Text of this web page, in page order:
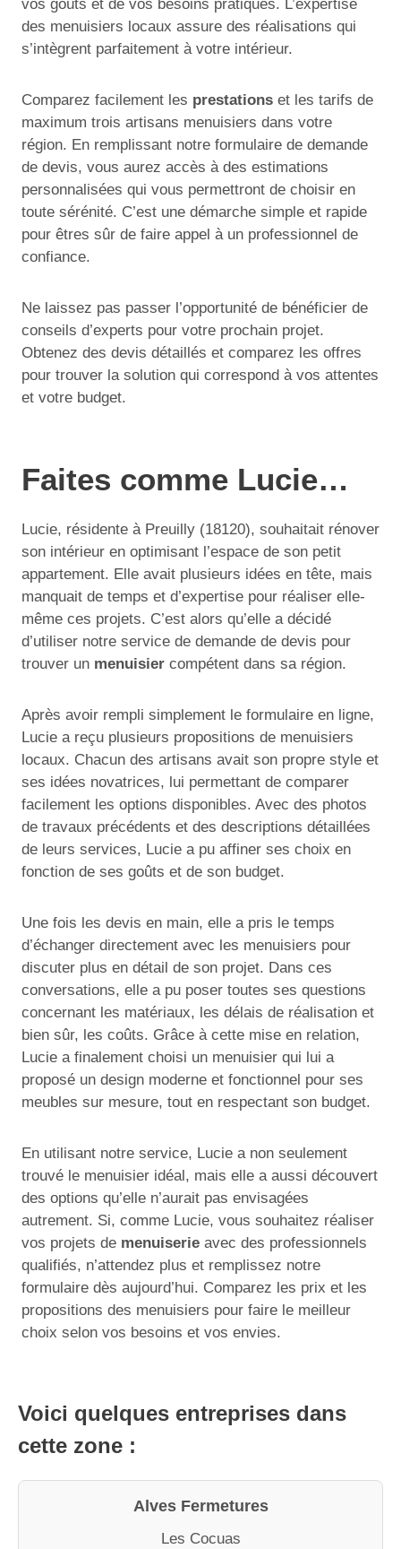
vos goûts et de vos besoins pratiques. L’expertise
des menuisiers locaux assure des réalisations qui
s’intègrent parfaitement à votre intérieur.
Comparez facilement les prestations et les tarifs de
maximum trois artisans menuisiers dans votre
région. En remplissant notre formulaire de demande
de devis, vous aurez accès à des estimations
personnalisées qui vous permettront de choisir en
toute sérénité. C’est une démarche simple et rapide
pour êtres sûr de faire appel à un professionnel de
confiance.
Ne laissez pas passer l’opportunité de bénéficier de
conseils d’experts pour votre prochain projet.
Obtenez des devis détaillés et comparez les offres
pour trouver la solution qui correspond à vos attentes
et votre budget.
Faites comme Lucie…
Lucie, résidente à Preuilly (18120), souhaitait rénover
son intérieur en optimisant l’espace de son petit
appartement. Elle avait plusieurs idées en tête, mais
manquait de temps et d’expertise pour réaliser elle-
même ces projets. C’est alors qu’elle a décidé
d’utiliser notre service de demande de devis pour
trouver un menuisier compétent dans sa région.
Après avoir rempli simplement le formulaire en ligne,
Lucie a reçu plusieurs propositions de menuisiers
locaux. Chacun des artisans avait son propre style et
ses idées novatrices, lui permettant de comparer
facilement les options disponibles. Avec des photos
de travaux précédents et des descriptions détaillées
de leurs services, Lucie a pu affiner ses choix en
fonction de ses goûts et de son budget.
Une fois les devis en main, elle a pris le temps
d’échanger directement avec les menuisiers pour
discuter plus en détail de son projet. Dans ces
conversations, elle a pu poser toutes ses questions
concernant les matériaux, les délais de réalisation et
bien sûr, les coûts. Grâce à cette mise en relation,
Lucie a finalement choisi un menuisier qui lui a
proposé un design moderne et fonctionnel pour ses
meubles sur mesure, tout en respectant son budget.
En utilisant notre service, Lucie a non seulement
trouvé le menuisier idéal, mais elle a aussi découvert
des options qu’elle n’aurait pas envisagées
autrement. Si, comme Lucie, vous souhaitez réaliser
vos projets de menuiserie avec des professionnels
qualifiés, n’attendez plus et remplissez notre
formulaire dès aujourd’hui. Comparez les prix et les
propositions des menuisiers pour faire le meilleur
choix selon vos besoins et vos envies.
Voici quelques entreprises dans
cette zone :
Alves Fermetures
Les Cocuas